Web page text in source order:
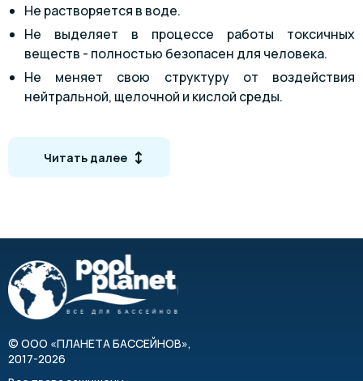
Не растворяется в воде.
Не выделяет в процессе работы токсичных
веществ - полностью безопасен для человека.
Не меняет свою структуру от воздействия
нейтральной, щелочной и кислой среды.
препаратами.
Повышает качество очистки воды в комплексе с
серебросодержащими веществами.
Читать далее
© ООО «ПЛАНЕТА БАССЕЙНОВ»,
2017-2026